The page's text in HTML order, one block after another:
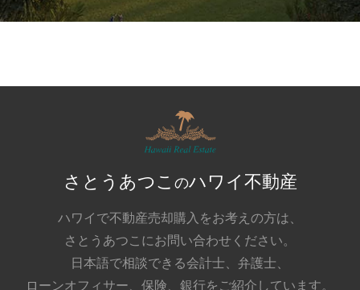
さとうあつこ のハワイ不動産
ハワイで不動産売却購入をお考えの方は、
さとうあつこにお問い合わせください。
日本語で相談できる会計士、弁護士、
ローンオフィサー、保険、銀行をご紹介しています。